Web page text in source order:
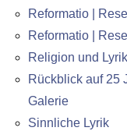
Reformatio |
Reformatio |
Religion und Lyrik
Rückblick auf 25
Galerie
Sinnliche Lyrik